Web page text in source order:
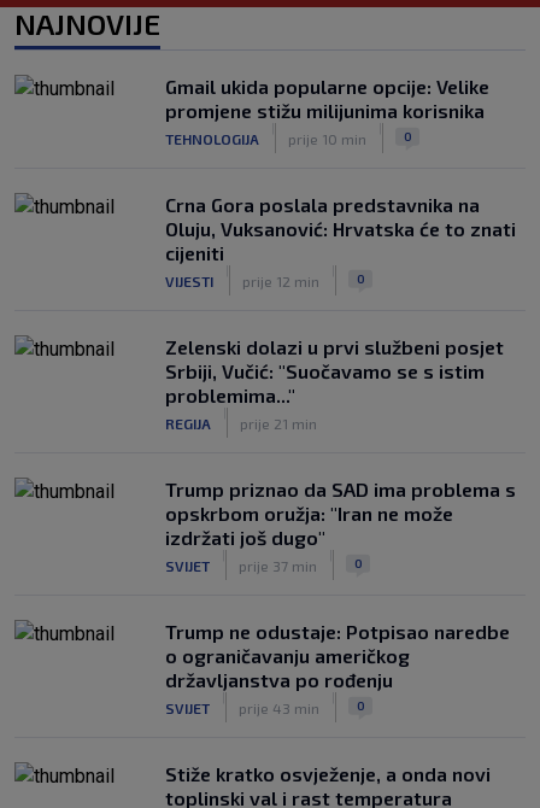
Neočekivani problemi za Dinamo:
Rijeka u Finsku nosi minimalnu
prednost, bivši vratar Dinama spriječio
NAJNOVIJE
Gmail ukida popularne opcije: Velike
promjene stižu milijunima korisnika
TEHNOLOGIJA prije 10 min 0
Crna Gora poslala predstavnika na
Oluju, Vuksanović: Hrvatska će to znati
cijeniti
VIJESTI prije 12 min 0
Zelenski dolazi u prvi službeni posjet
Srbiji, Vučić: "Suočavamo se s istim
problemima..."
REGIJA prije 21 min
Trump priznao da SAD ima problema s
opskrbom oružja: "Iran ne može
izdržati još dugo"
SVIJET prije 37 min 0
Trump ne odustaje: Potpisao naredbe
o ograničavanju američkog
državljanstva po rođenju
SVIJET prije 43 min 0
Stiže kratko osvježenje, a onda novi
toplinski val i rast temperatura